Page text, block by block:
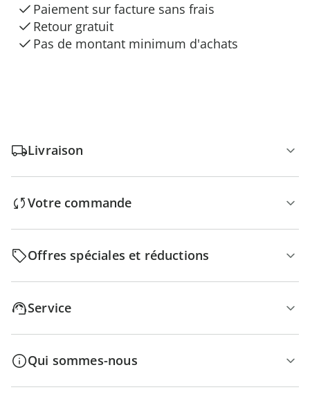
Paiement sur facture sans frais
Retour gratuit
Pas de montant minimum d'achats
Livraison
Votre commande
Offres spéciales et réductions
Service
Qui sommes-nous